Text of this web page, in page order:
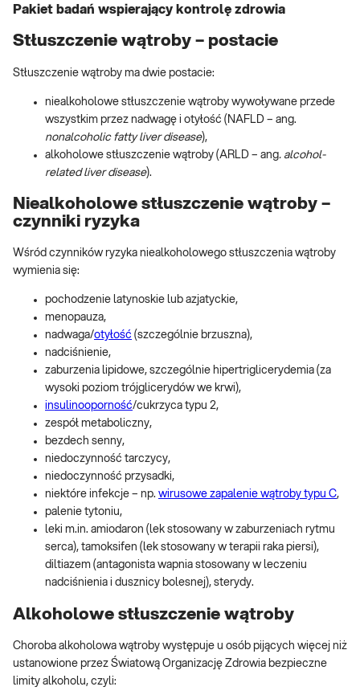
Pakiet badań wspierający kontrolę zdrowia
Stłuszczenie wątroby – postacie
Stłuszczenie wątroby ma dwie postacie:
niealkoholowe stłuszczenie wątroby wywoływane przede
wszystkim przez nadwagę i otyłość (NAFLD – ang.
nonalcoholic fatty liver disease),
alkoholowe stłuszczenie wątroby (ARLD – ang. alcohol-
related liver disease).
Niealkoholowe stłuszczenie wątroby –
czynniki ryzyka
Wśród czynników ryzyka niealkoholowego stłuszczenia wątroby
wymienia się:
pochodzenie latynoskie lub azjatyckie,
menopauza,
nadwaga/otyłość (szczególnie brzuszna),
nadciśnienie,
zaburzenia lipidowe, szczególnie hipertriglicerydemia (za
wysoki poziom trójglicerydów we krwi),
insulinooporność/cukrzyca typu 2,
zespół metaboliczny,
bezdech senny,
niedoczynność tarczycy,
niedoczynność przysadki,
niektóre infekcje – np. wirusowe zapalenie wątroby typu C,
palenie tytoniu,
leki m.in. amiodaron (lek stosowany w zaburzeniach rytmu
serca), tamoksifen (lek stosowany w terapii raka piersi),
diltiazem (antagonista wapnia stosowany w leczeniu
nadciśnienia i dusznicy bolesnej), sterydy.
Alkoholowe stłuszczenie wątroby
Choroba alkoholowa wątroby występuje u osób pijących więcej niż
ustanowione przez Światową Organizację Zdrowia bezpieczne
limity alkoholu, czyli: